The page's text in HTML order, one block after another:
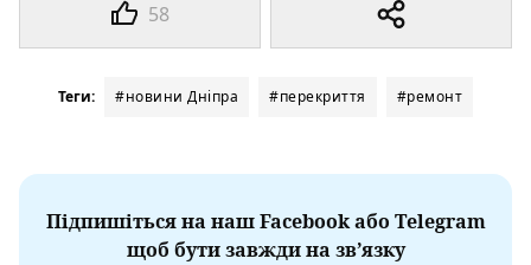
58
Теги: #новини Дніпра #перекриття #ремонт
Підпишіться на наш Facebook або Telegram
щоб бути завжди на зв’язку